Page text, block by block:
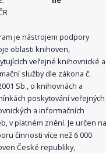
je nástrojem podpory
oblasti knihoven,
veřejné knihovnické a
služby dle zákona č.
Sb., o knihovnách a
poskytování veřejných
a informačních
v platném znění. Je určen na
činnosti více než 6 000
České republiky,